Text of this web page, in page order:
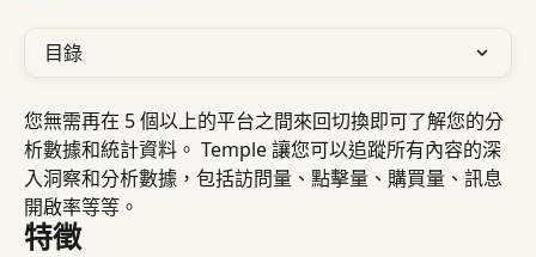
目錄
您無需再在 5 個以上的平台之間來回切換即可了解您的分
析數據和統計資料。 Temple 讓您可以追蹤所有內容的深
入洞察和分析數據，包括訪問量、點擊量、購買量、訊息
開啟率等等。
特徵